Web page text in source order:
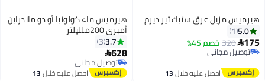
هيرميس مزيل عرق ستيك تير ديرم
5.0
1
175
320 خصم 45%
توصيل مجاني
توصيل مجاني
احصل عليه خلال13
هيرميس ماء كولونيا أو دو ماندراين
أمبري 200ملليلتر
3.7
3
628
توصيل مجاني
توصيل مجانياحصل عليه خلال13